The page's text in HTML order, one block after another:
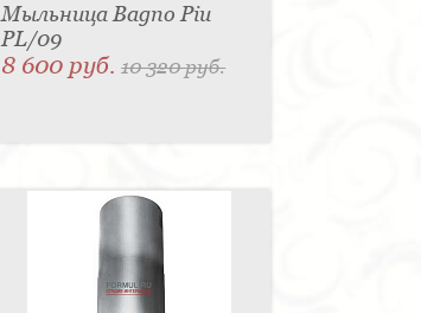
Мыльница Bagno Piu
PL/09
8 600 руб.10 320 руб.